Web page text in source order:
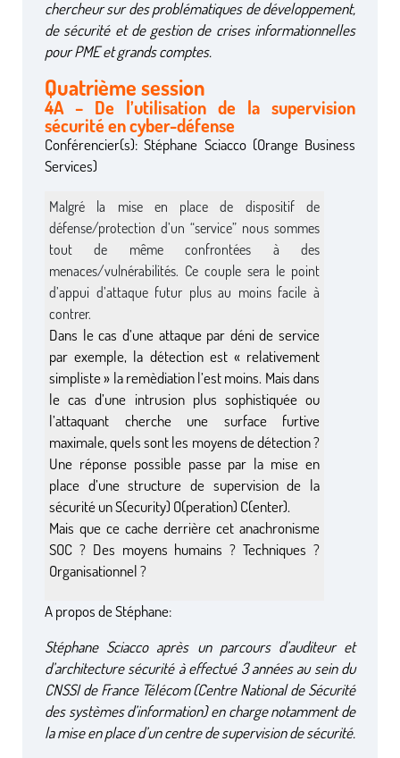
chercheur sur des problématiques de développement,
de sécurité et de gestion de crises informationnelles
pour PME et grands comptes.
Quatrième session
4A – De l’utilisation de la supervision
sécurité en cyber-défense
Conférencier(s): Stéphane Sciacco (Orange Business
Services)
Malgré la mise en place de dispositif de
défense/protection d’un “service” nous sommes
tout de même confrontées à des
menaces/vulnérabilités. Ce couple sera le point
d’appui d’attaque futur plus au moins facile à
contrer.
Dans le cas d’une attaque par déni de service
par exemple, la détection est « relativement
simpliste » la remèdiation l’est moins. Mais dans
le cas d’une intrusion plus sophistiquée ou
l’attaquant cherche une surface furtive
maximale, quels sont les moyens de détection ?
Une réponse possible passe par la mise en
place d’une structure de supervision de la
sécurité un S(ecurity) O(peration) C(enter).
Mais que ce cache derrière cet anachronisme
SOC ? Des moyens humains ? Techniques ?
Organisationnel ?
A propos de Stéphane:
Stéphane Sciacco après un parcours d’auditeur et
d’architecture sécurité à effectué 3 années au sein du
CNSSI de France Télécom (Centre National de Sécurité
des systèmes d’information) en charge notamment de
la mise en place d’un centre de supervision de sécurité.